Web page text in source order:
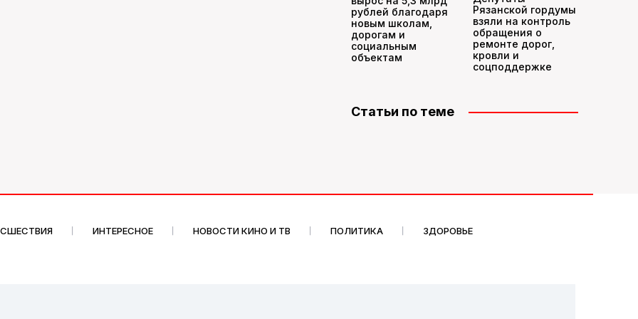
рублей благодаря
новым школам,
дорогам и
социальным
объектам
Рязанской гордумы
взяли на контроль
обращения о
ремонте дорог,
кровли и
соцподдержке
Статьи по теме
ИНТЕРЕСНОЕ НОВОСТИ КИНО И ТВ ПОЛИТИКА ЗДОРОВЬЕ